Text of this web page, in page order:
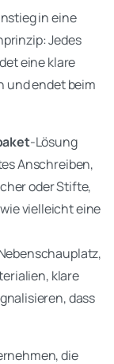
in eine
Jedes
eine klare
und endet beim
-Lösung
Anschreiben,
oder Stifte,
vielleicht eine
klare
dass
die